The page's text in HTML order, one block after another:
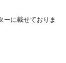
に載せておりま